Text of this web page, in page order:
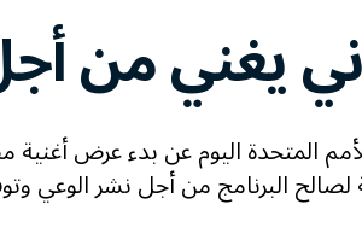
يغني من
المتحدة اليوم عن بدء عرض
البرنامج من أجل نشر الوعي